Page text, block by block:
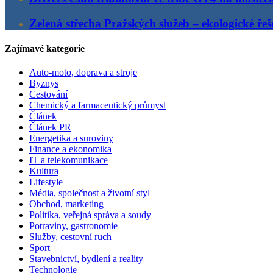
Zelená střecha Pražských služeb – ekologické
Zajímavé kategorie
Auto-moto, doprava a stroje
Byznys
Cestování
Chemický a farmaceutický průmysl
Článek
Článek PR
Energetika a suroviny
Finance a ekonomika
IT a telekomunikace
Kultura
Lifestyle
Média, společnost a životní styl
Obchod, marketing
Politika, veřejná správa a soudy
Potraviny, gastronomie
Služby, cestovní ruch
Sport
Stavebnictví, bydlení a reality
Technologie